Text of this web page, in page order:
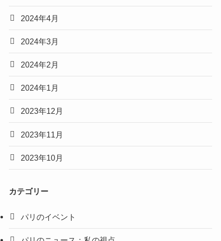
2024年4月
2024年3月
2024年2月
2024年1月
2023年12月
2023年11月
2023年10月
カテゴリー
パリのイベント